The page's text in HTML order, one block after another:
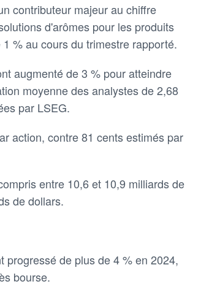
contributeur majeur au chiffre
d'arômes pour les produits
% au cours du trimestre rapporté.
augmenté de 3 % pour atteindre
moyenne des analystes de 2,68
par LSEG.
action, contre 81 cents estimés par
entre 10,6 et 10,9 milliards de
de dollars.
progressé de plus de 4 % en 2024,
bourse.